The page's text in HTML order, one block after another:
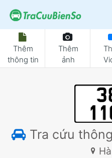
Thêm
thông tin
Thêm
ảnh
Tra cứu